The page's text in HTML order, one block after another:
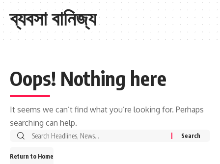
ব্যবসা বানিজ্য
Oops! Nothing here
It seems we can’t find what you’re looking for. Perhaps
searching can help.
Return to Home